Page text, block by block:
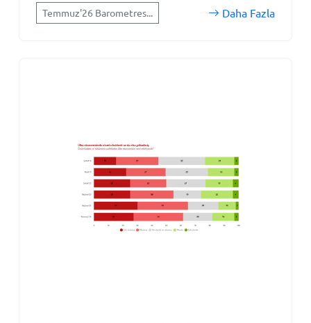
Temmuz'26 Barometres... Daha Fazla